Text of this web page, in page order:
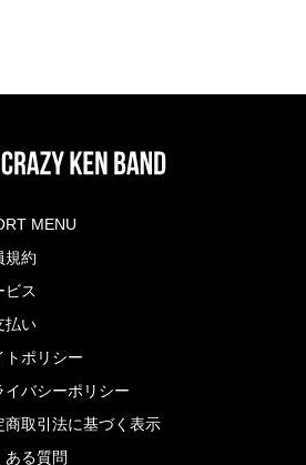
MENU
規約
ビス
払い
トポリシー
イバシーポリシー
商取引法に基づく表示
ある質問